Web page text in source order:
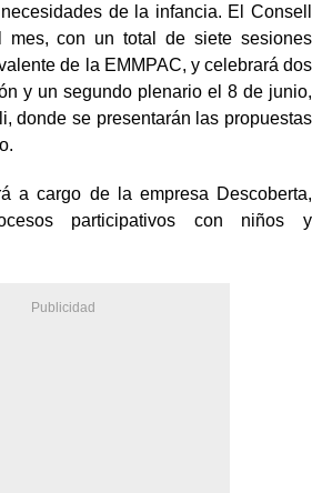
de la infancia. El Consell
con un total de siete sesiones
de la EMMPAC, y celebrará dos
y un segundo plenario el 8 de junio,
donde se presentarán las propuestas
a cargo de la empresa Descoberta,
participativos con niños y